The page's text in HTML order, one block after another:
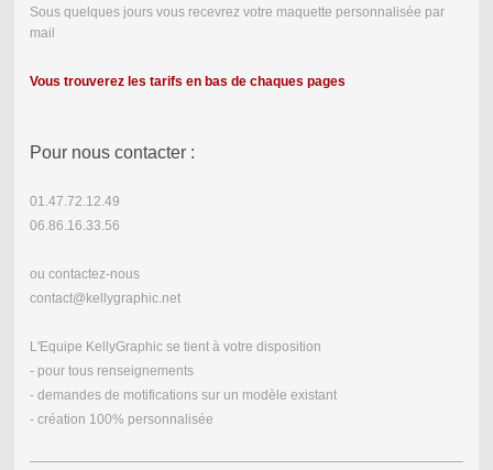
Sous quelques jours vous recevrez votre maquette personnalisée par
mail
Vous trouverez les tarifs en bas de chaques pages
Pour nous contacter :
01.47.72.12.49
06.86.16.33.56
ou contactez-nous
contact@kellygraphic.net
L'Equipe KellyGraphic se tient à votre disposition
- pour tous renseignements
- demandes de motifications sur un modèle existant
- création 100% personnalisée